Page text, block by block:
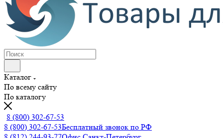
Каталог
По всему сайту
По каталогу
8 (800) 302-67-53
8 (800) 302-67-53Бесплатный звонок по РФ